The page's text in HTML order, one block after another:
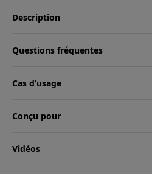
Description
Questions fréquentes
Cas d’usage
Conçu pour
Vidéos